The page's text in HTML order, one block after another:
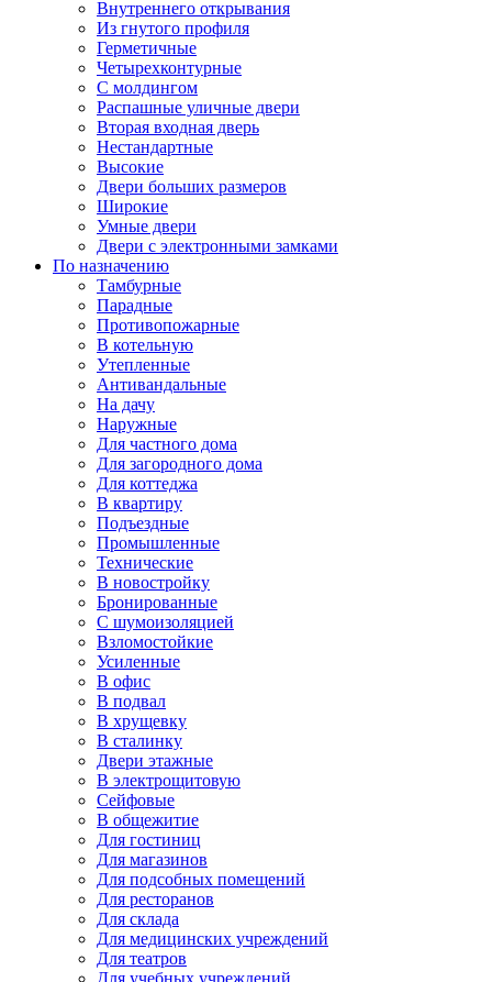
Внутреннего открывания
Из гнутого профиля
Герметичные
Четырехконтурные
С молдингом
Распашные уличные двери
Вторая входная дверь
Нестандартные
Высокие
Двери больших размеров
Широкие
Умные двери
Двери с электронными замками
По назначению
Тамбурные
Парадные
Противопожарные
В котельную
Утепленные
Антивандальные
На дачу
Наружные
Для частного дома
Для загородного дома
Для коттеджа
В квартиру
Подъездные
Промышленные
Технические
В новостройку
Бронированные
С шумоизоляцией
Взломостойкие
Усиленные
В офис
В подвал
В хрущевку
В сталинку
Двери этажные
В электрощитовую
Сейфовые
В общежитие
Для гостиниц
Для магазинов
Для подсобных помещений
Для ресторанов
Для склада
Для медицинских учреждений
Для театров